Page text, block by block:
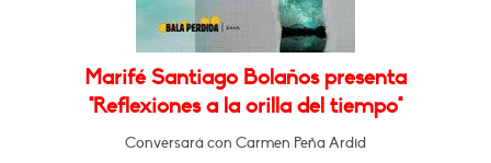
Marifé Santiago Bolaños presenta
"Reflexiones a la orilla del tiempo"
Conversará con Carmen Peña Ardid